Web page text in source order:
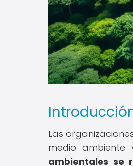
Las
medio ambiente
ambientales se